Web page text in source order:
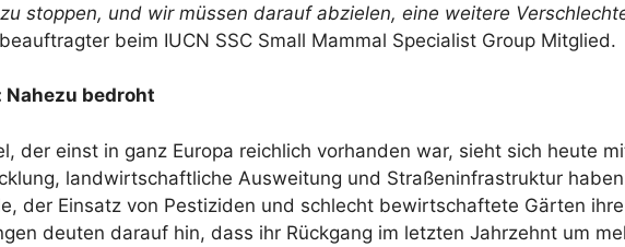
stoppen, und wir müssen darauf abzielen, eine weitere
beim IUCN SSC Small Mammal Specialist Group Mitglied.
bedroht
der einst in ganz Europa reichlich vorhanden war, sieht sich heute
landwirtschaftliche Ausweitung und Straßeninfrastruktur
der Einsatz von Pestiziden und schlecht bewirtschaftete Gärten
deuten darauf hin, dass ihr Rückgang im letzten Jahrzehnt um